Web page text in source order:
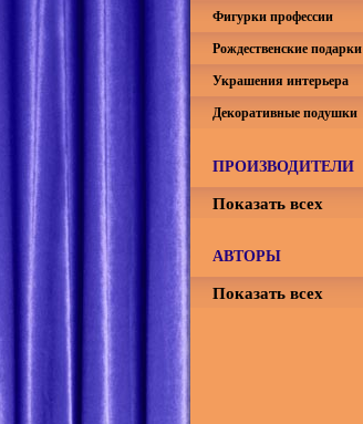
Фигурки профессии
Рождественские подарки
Украшения интерьера
Декоративные подушки
ПРОИЗВОДИТЕЛИ
Показать всех
АВТОРЫ
Показать всех